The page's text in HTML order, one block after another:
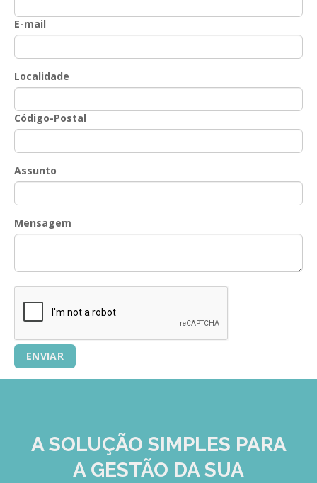
GESFaturação
GESMarcação
GESSNC-AP
GESSIADAP III
GESVencimento
Portal da Freguesia
E-mail
Localidade
Código-Postal
Assunto
Mensagem
A SOLUÇÃO SIMPLES PARA
A GESTÃO DA SUA